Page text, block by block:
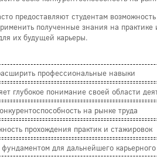
предоставляют студентам
полученные знания на
их будущей карьеры.
профессиональные навыки
глубокое понимание своей области
на рынке труда
прохождения практик и стажировок
для дальнейшего карьерного